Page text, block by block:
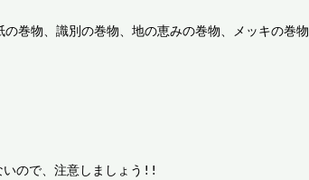
巻物、識別の巻物、地の恵みの巻物、メッキの巻物
ので、注意しましょう!!